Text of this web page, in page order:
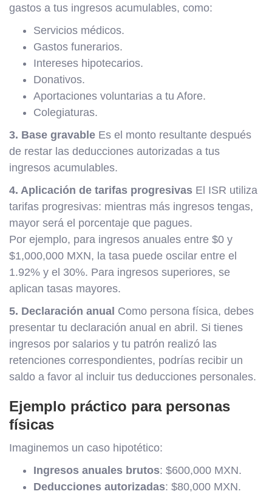
gastos a tus ingresos acumulables, como:
Servicios médicos.
Gastos funerarios.
Intereses hipotecarios.
Donativos.
Aportaciones voluntarias a tu Afore.
Colegiaturas.
3. Base gravable Es el monto resultante después
de restar las deducciones autorizadas a tus
ingresos acumulables.
4. Aplicación de tarifas progresivas El ISR utiliza
tarifas progresivas: mientras más ingresos tengas,
mayor será el porcentaje que pagues.
Por ejemplo, para ingresos anuales entre $0 y
$1,000,000 MXN, la tasa puede oscilar entre el
1.92% y el 30%. Para ingresos superiores, se
aplican tasas mayores.
5. Declaración anual Como persona física, debes
presentar tu declaración anual en abril. Si tienes
ingresos por salarios y tu patrón realizó las
retenciones correspondientes, podrías recibir un
saldo a favor al incluir tus deducciones personales.
Ejemplo práctico para personas
físicas
Imaginemos un caso hipotético:
Ingresos anuales brutos: $600,000 MXN.
Deducciones autorizadas: $80,000 MXN.